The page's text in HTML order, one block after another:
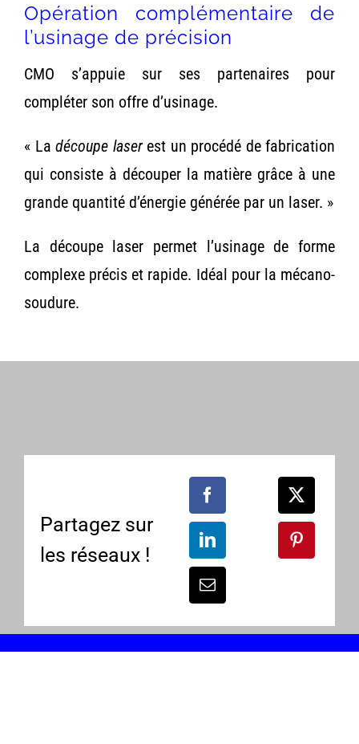
Opération complémentaire de
l’usinage de précision
CMO s’appuie sur ses partenaires pour
compléter son offre d’usinage.
« La découpe laserest un procédé de fabrication
qui consiste à découper la matière grâce à une
grande quantité d’énergie générée par un laser. »
La découpe laser permet l’usinage de forme
complexe précis et rapide. Idéal pour la mécano-
soudure.
Partagez sur
les réseaux !